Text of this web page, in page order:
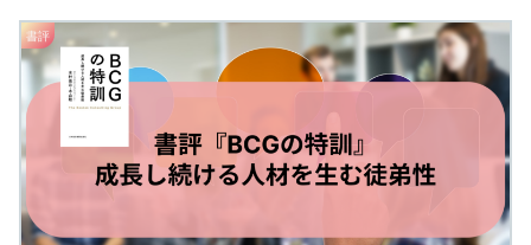
書評